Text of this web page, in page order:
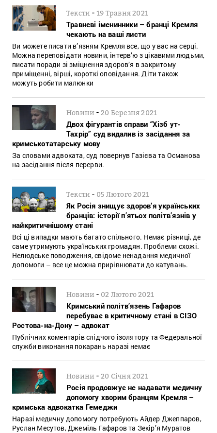
Тексти -19 Травня 2021
Травневі іменинники – бранці Кремля
чекають на ваші листи
Ви можете писати в’язням Кремля все, що у вас на серці.
Можна переповідати новини, інтерв’ю з цікавими людьми,
писати поради зі зміцнення здоров’я в закритому
приміщенні, вірші, короткі оповідання. Діти також
можуть робити малюнки
Новини -20 Березня 2021
Двох фігурантів справи “Хізб ут-
Тахрір” суд видалив із засідання за
кримськотатарську мову
За словами адвоката, суд повернув Газієва та Османова
на засідання після перерви.
Тексти - 05 Лютого 2021
Як Росія знищує здоров’я українських
бранців: історії п’ятьох політв’язнів у
найкритичнішому стані
Всі ці випадки мають багато спільного. Немає різниці, де
саме утримують українських громадян. Проблеми схожі.
Нелюдське поводження, свідоме ненадання медичної
допомоги – все це можна прирівнювати до катувань.
Новини - 02 Лютого 2021
Кримський політв’язень Гафаров
перебуває в критичному стані в СІЗО
Ростова-на-Дону – адвокат
Публічних коментарів слідчого ізолятору та Федеральної
служби виконання покарань наразі немає
Новини -20 Січня 2021
Росія продовжує не надавати медичну
допомогу хворим бранцям Кремля –
кримська адвокатка Гемеджи
Наразі медичну допомогу потребують Айдер Джеппаров,
Руслан Месутов, Джеміль Гафаров та Зекір’я Муратов